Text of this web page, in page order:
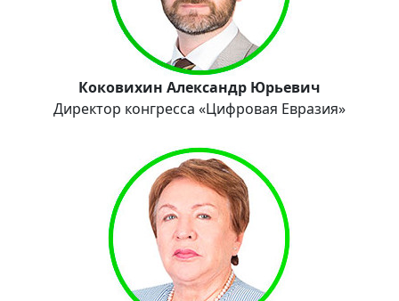
Коковихин Александр Юрьевич
Директор конгресса «Цифровая Евразия»